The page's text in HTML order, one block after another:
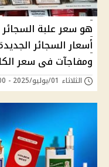
أسعار السجائر
ومفاجآت فى سعر
الثلاثاء 01/يوليو/2025 - 06:00 ص